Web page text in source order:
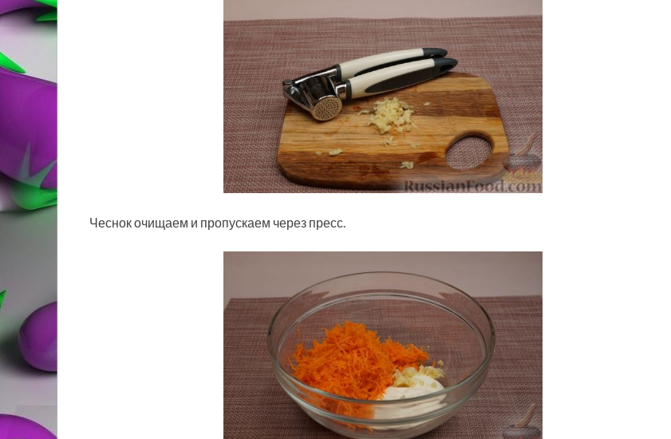
Чеснок очищаем и пропускаем через пресс.